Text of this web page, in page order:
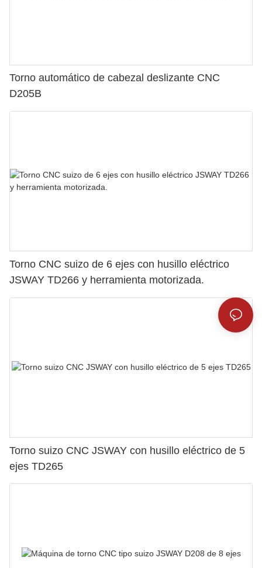
Torno automático de cabezal deslizante CNC
D205B
Torno CNC suizo de 6 ejes con husillo eléctrico
JSWAY TD266 y herramienta motorizada.
Torno suizo CNC JSWAY con husillo eléctrico de 5
ejes TD265